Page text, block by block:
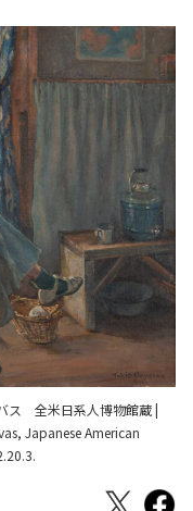
ス 全米日系人博物館蔵 |
Japanese American